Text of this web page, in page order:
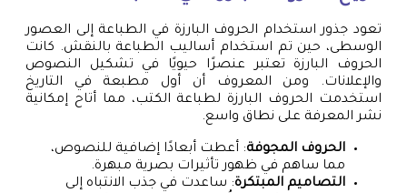
تعود جذور استخدام الحروف البارزة في الطباعة إلى العصور
الوسطى، حين تم استخدام أساليب الطباعة بالنقش. كانت
الحروف البارزة تعتبر عنصرًا حيويًا في تشكيل النصوص
والإعلانات. ومن المعروف أن أول مطبعة في التاريخ
استخدمت الحروف البارزة لطباعة الكتب، مما أتاح إمكانية
نشر المعرفة على نطاق واسع.
الحروف المجوفة: أعطت أبعادًا إضافية للنصوص،
مما ساهم في ظهور تأثيرات بصرية مبهرة.
التصاميم المبتكرة: ساعدت في جذب الانتباه إلى